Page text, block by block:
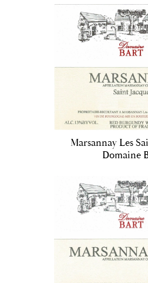
Marsannay Les
Domaine